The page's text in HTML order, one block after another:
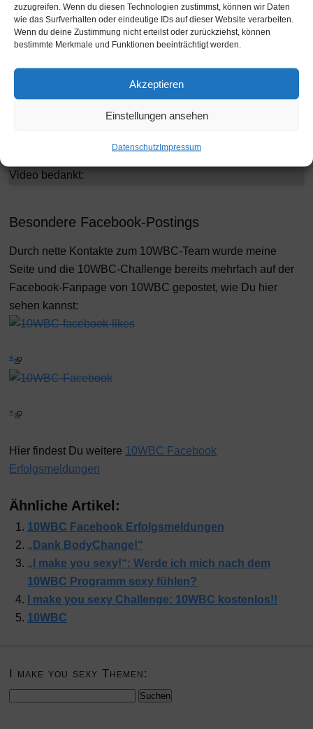
zuzugreifen. Wenn du diesen Technologien zustimmst, können wir Daten
wie das Surfverhalten oder eindeutige IDs auf dieser Website verarbeiten.
Wenn du deine Zustimmung nicht erteilst oder zurückziehst, können
bestimmte Merkmale und Funktionen beeinträchtigt werden.
Akzeptieren
Einstellungen ansehen
DatenschutzImpressum
Hürde von
100.000
Facebook-Fans
durchbrochen.
sich Detlef D!
Video bedankt:
Klicke hier, um Marketing-Cookies zu
akzeptieren und diesen Inhalt zu aktivieren
Besondere Facebook-Postings
Durch nette Kontakte zum 10WBC-Team wurde meine
Seite und die 10WBC-Challenge bereits mehrfach auf der
Facebook-Fanpage von 10WBC gepostet, wie Du hier
sehen kannst:
Hier findest Du weitere 10WBC Facebook
Erfolgsmeldungen
Ähnliche Artikel:
10WBC Facebook Erfolgsmeldungen
„Dank BodyChange!“
„I make you sexy!“: Werde ich mich nach dem
10WBC Programm sexy fühlen?
I make you sexy Challenge: 10WBC kostenlos!!
10WBC
I make you sexy Themen: